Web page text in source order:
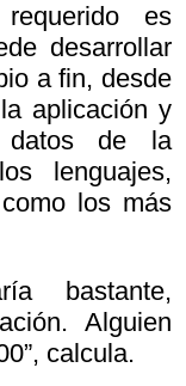
es
desarrollar
a fin, desde
aplicación y
de la
lenguajes,
los más
bastante,
Alguien
calcula.